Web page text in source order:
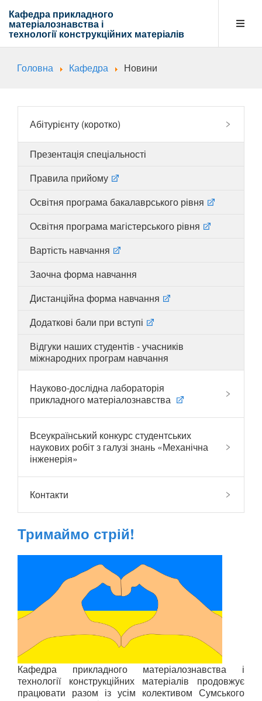
Кафедра прикладного
матеріалознавства і
технології конструкційних матеріалів
Кафедра
Абітурієнту
Головна Кафедра Новини
Абітурієнту (коротко)
Презентація спеціальності
Правила прийому
Освітня програма бакалаврського рівня
Освітня програма магістерського рівня
Вартість навчання
Заочна форма навчання
Дистанційна форма навчання
Додаткові бали при вступі
Відгуки наших студентів - учасників
міжнародних програм навчання
Науково-дослідна лабораторія
прикладного матеріалознавства
Всеукраїнський конкурс студентських
наукових робіт з галузі знань «Механічна
інженерія»
Контакти
Тримаймо стрій!
Кафедра прикладного матеріалознавства і
технології конструкційних матеріалів продовжує
працювати разом із усім колективом Сумського